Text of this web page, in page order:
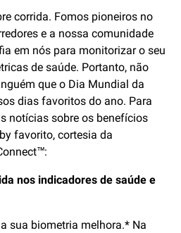
corrida. Fomos pioneiros no
e a nossa comunidade
em nós para monitorizar o seu
de saúde. Portanto, não
que o Dia Mundial da
dias favoritos do ano. Para
notícias sobre os benefícios
favorito, cortesia da
nos indicadores de saúde e
sua biometria melhora.* Na